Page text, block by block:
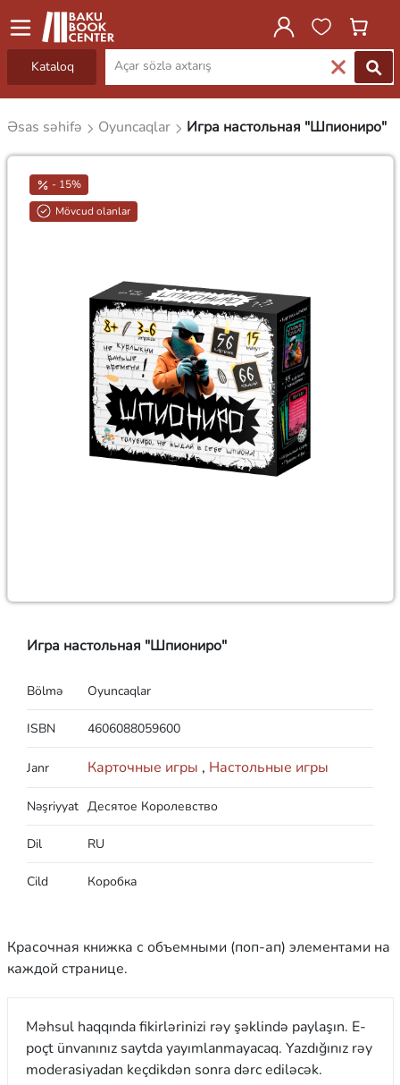
Kataloq
Əsas səhifə Oyuncaqlar Игра настольная "Шпиониро"
- 15%
Mövcud olanlar
Игра настольная "Шпиониро"
Bölmə Oyuncaqlar
ISBN 4606088059600
Janr Карточные игры , Настольные игры
Nəşriyyat Десятое Королевство
Dil RU
Cild Коробка
Красочная книжка с объемными (поп-ап) элементами на
каждой странице.
Məhsul haqqında fikirlərinizi rəy şəklində paylaşın. E-
poçt ünvanınız saytda yayımlanmayacaq. Yazdığınız rəy
moderasiyadan keçdikdən sonra dərc ediləcək.